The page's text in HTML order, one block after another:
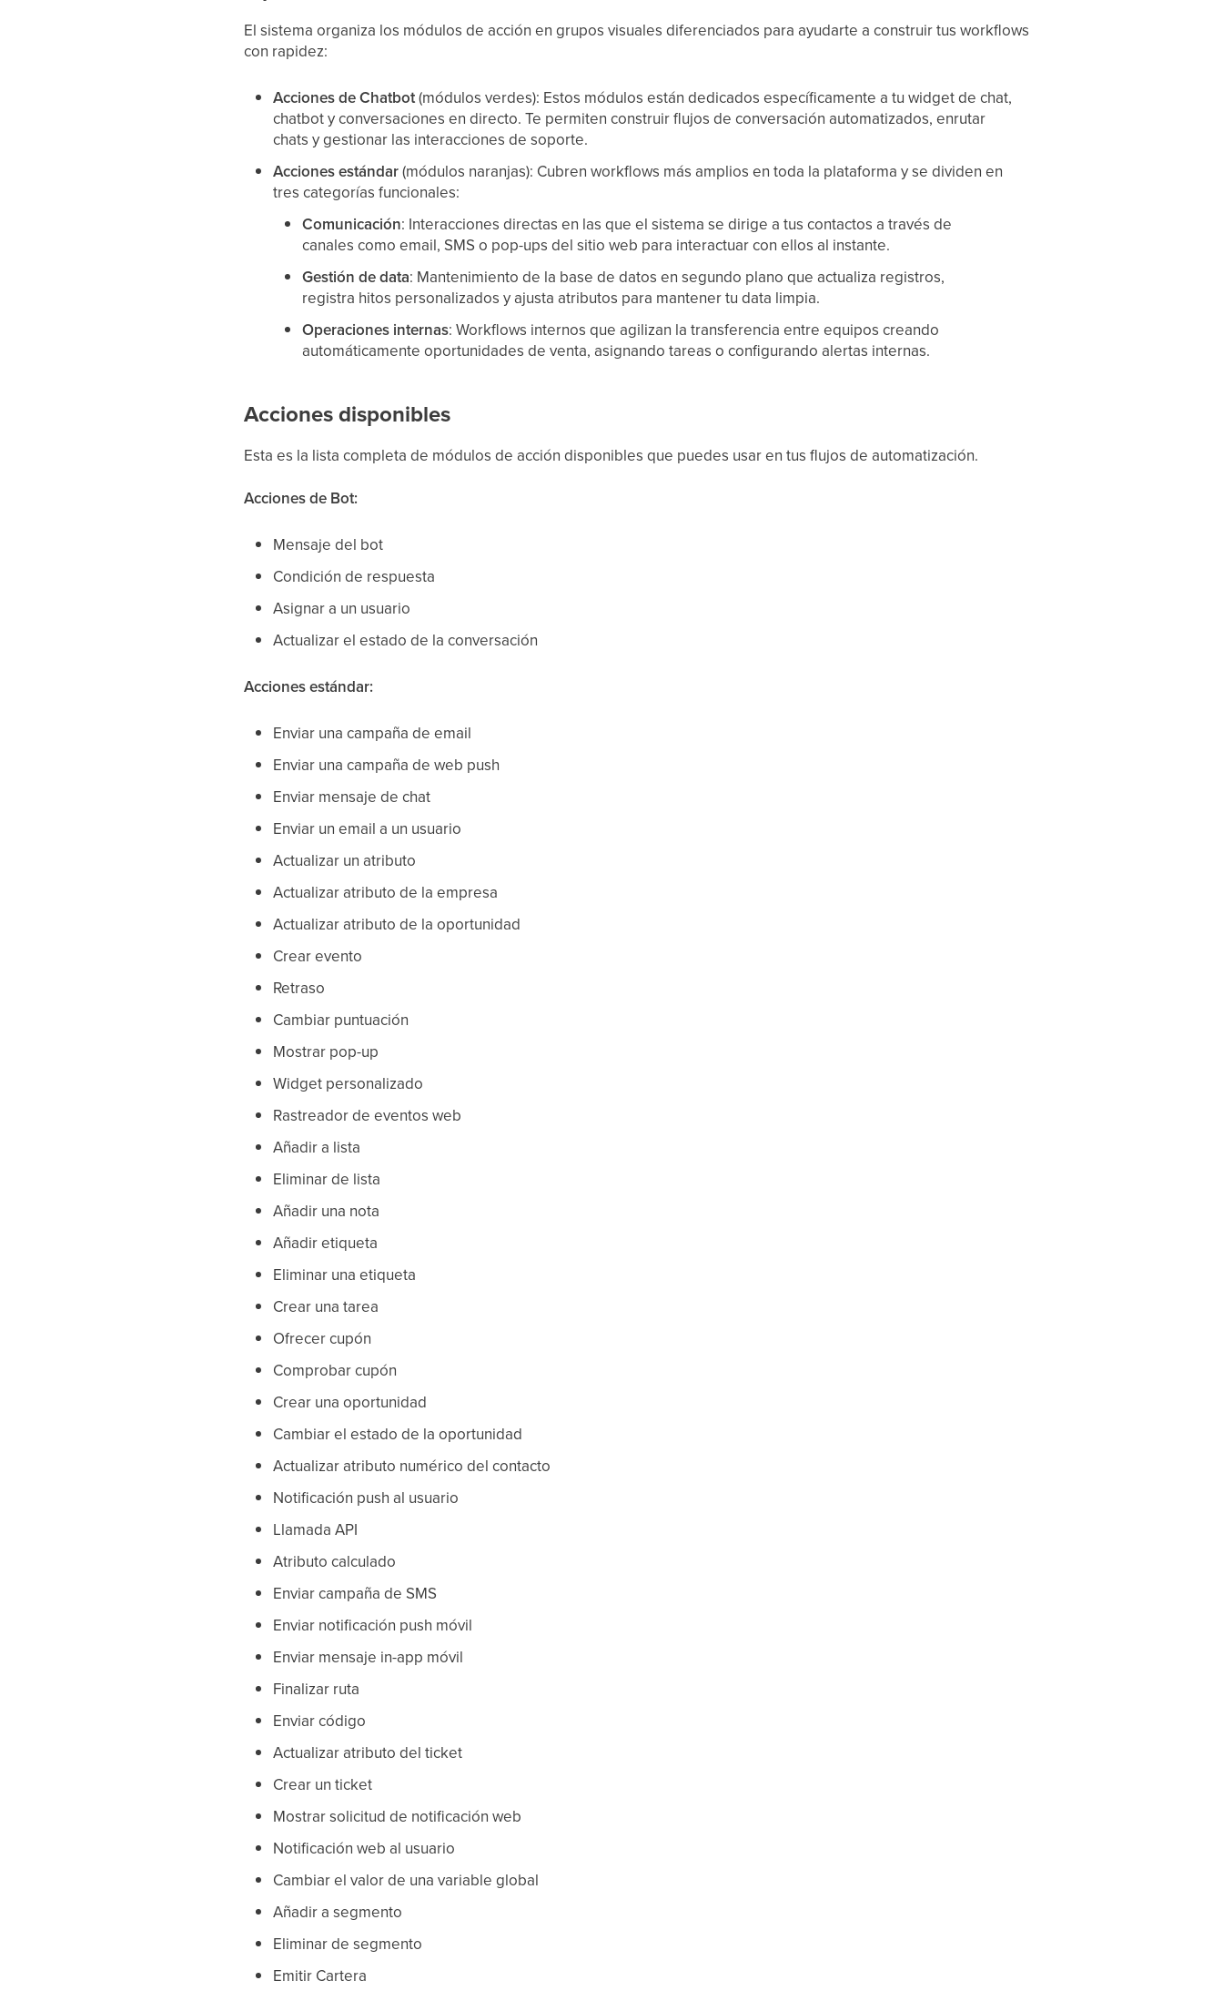
El sistema organiza los módulos de acción en grupos visuales diferenciados para ayudarte a construir tus workflows
con rapidez:
Acciones de Chatbot(módulos verdes): Estos módulos están dedicados específicamente a tu widget de chat,
chatbot y conversaciones en directo. Te permiten construir flujos de conversación automatizados, enrutar
chats y gestionar las interacciones de soporte.
Acciones estándar(módulos naranjas): Cubren workflows más amplios en toda la plataforma y se dividen en
tres categorías funcionales:
Comunicación: Interacciones directas en las que el sistema se dirige a tus contactos a través de
canales como email, SMS o pop-ups del sitio web para interactuar con ellos al instante.
Gestión de data: Mantenimiento de la base de datos en segundo plano que actualiza registros,
registra hitos personalizados y ajusta atributos para mantener tu data limpia.
Operaciones internas: Workflows internos que agilizan la transferencia entre equipos creando
automáticamente oportunidades de venta, asignando tareas o configurando alertas internas.
Acciones disponibles
Esta es la lista completa de módulos de acción disponibles que puedes usar en tus flujos de automatización.
Acciones de Bot:
Mensaje del bot
Condición de respuesta
Asignar a un usuario
Actualizar el estado de la conversación
Acciones estándar:
Enviar una campaña de email
Enviar una campaña de web push
Enviar mensaje de chat
Enviar un email a un usuario
Actualizar un atributo
Actualizar atributo de la empresa
Actualizar atributo de la oportunidad
Crear evento
Retraso
Cambiar puntuación
Mostrar pop-up
Widget personalizado
Rastreador de eventos web
Añadir a lista
Eliminar de lista
Añadir una nota
Añadir etiqueta
Eliminar una etiqueta
Crear una tarea
Ofrecer cupón
Comprobar cupón
Crear una oportunidad
Cambiar el estado de la oportunidad
Actualizar atributo numérico del contacto
Notificación push al usuario
Llamada API
Atributo calculado
Enviar campaña de SMS
Enviar notificación push móvil
Enviar mensaje in-app móvil
Finalizar ruta
Enviar código
Actualizar atributo del ticket
Crear un ticket
Mostrar solicitud de notificación web
Notificación web al usuario
Cambiar el valor de una variable global
Añadir a segmento
Eliminar de segmento
Emitir Cartera